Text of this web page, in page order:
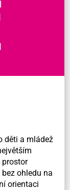
děti a mládež
prostor
ohledu na
orientaci